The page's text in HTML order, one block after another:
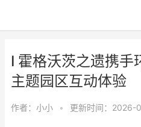
I 霍格沃茨之遗携手
主题园区互动体验
作者： 小小 • 更新时间：2026-